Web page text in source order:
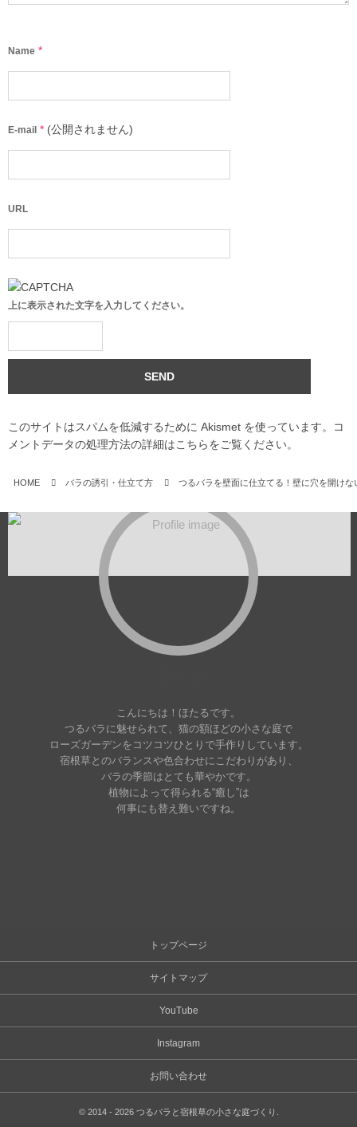
Name *
E-mail * (公開されません)
URL
上に表示された文字を入力してください。
このサイトはスパムを低減するために Akismet を使っています。
コ
メントデータの処理方法の詳細はこちらをご覧ください。
HOME バラの誘引・仕立て方 つるバラを壁面に仕立てる！壁に穴を開け
こんにちは！ほたるです。
つるバラに魅せられて、猫の額ほどの小さな庭で
ローズガーデンをコツコツひとりで手作りしています。
宿根草とのバランスや色合わせにこだわりがあり、
バラの季節はとても華やかです。
植物によって得られる“癒し”は
何事にも替え難いですね。
トップページ
サイトマップ
YouTube
Instagram
お問い合わせ
© 2014 - 2026 つるバラと宿根草の小さな庭づくり